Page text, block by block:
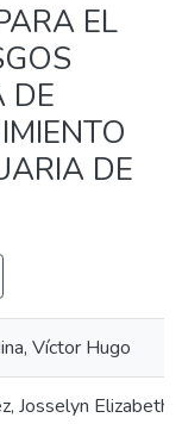
EL
DE
DE
Víctor Hugo
Josselyn Elizabeth